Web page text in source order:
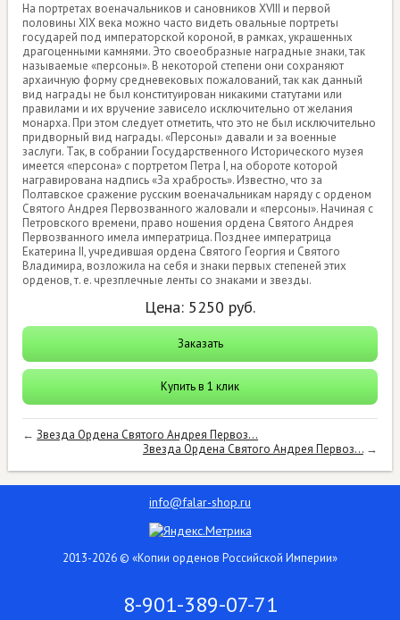
На портретах военачальников и сановников XVIII и первой
половины XIX века можно часто видеть овальные портреты
государей под императорской короной, в рамках, украшенных
драгоценными камнями. Это своеобразные наградные знаки, так
называемые «персоны». В некоторой степени они сохраняют
архаичную форму средневековых пожалований, так как данный
вид награды не был конституирован никакими статутами или
правилами и их вручение зависело исключительно от желания
монарха. При этом следует отметить, что это не был исключительно
придворный вид награды. «Персоны» давали и за военные
заслуги. Так, в собрании Государственного Исторического музея
имеется «персона» с портретом Петра I, на обороте которой
награвирована надпись «За храбрость». Известно, что за
Полтавское сражение русским военачальникам наряду с орденом
Святого Андрея Первозванного жаловали и «персоны». Начиная с
Петровского времени, право ношения ордена Святого Андрея
Первозванного имела императрица. Позднее императрица
Екатерина II, учредившая ордена Святого Георгия и Святого
Владимира, возложила на себя и знаки первых степеней этих
орденов, т. е. чрезплечные ленты со знаками и звезды.
Цена: 5250 руб.
Заказать
Купить в 1 клик
←Звезда Ордена Святого Андрея Первоз...
Звезда Ордена Святого Андрея Первоз...→
info@falar-shop.ru
2013-2026 © «Копии орденов Российской Империи»
8-901-389-07-71